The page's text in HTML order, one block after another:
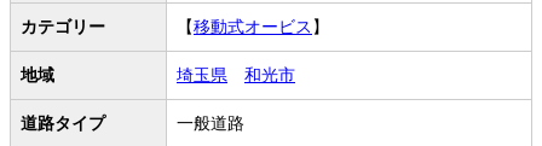
カテゴリー 【移動式オービス 】
地域 埼玉県 和光市
道路タイプ 一般道路